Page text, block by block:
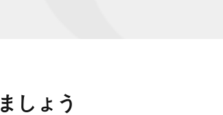
しょう